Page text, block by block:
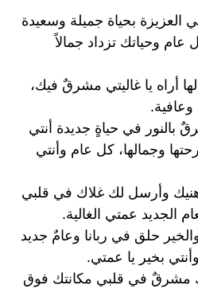
العزيزة بحياة جميلة وسعيدة
عام وحياتك تزداد جمالاً
أراه يا غاليتي مشرقٌ فيك،
بالنور في حياةٍ جديدة أنتي
وجمالها، كل عام وأنتي
وأرسل لك غلاك في قلبي
الجديد عمتي الغالية.
حلق في ربانا وعامٌ جديد
بخير يا عمتي.
مشرقٌ في قلبي مكانتك فوق